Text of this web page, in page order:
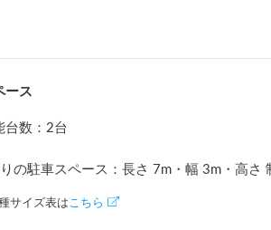
ース
台数 ： 2台
の駐車スペース：長さ 7m ・幅 3m ・高さ
サイズ表はこちら